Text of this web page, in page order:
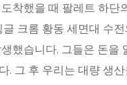
착했을 때 팔레트 하단
크롬 황동 세면대 수전
했습니다. 그들은 돈을
. 그 후 우리는 대량 생